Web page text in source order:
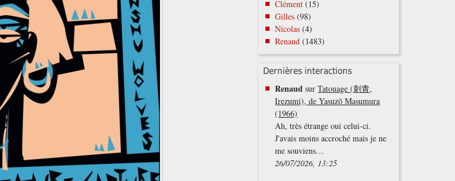
Clément (15)
Gilles (98)
Nicolas (4)
Renaud (1483)
Dernières interactions
Renaud surTatouage (刺青,
Irezumi), de Yasuzō Masumura
(1966)
Ah, très étrange oui celui-ci.
J'avais moins accroché mais je ne
me souviens…
26/07/2026, 13:25